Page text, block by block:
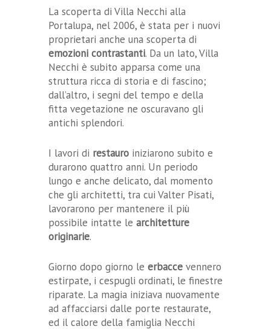
La scoperta di Villa Necchi alla
Portalupa, nel 2006, è stata per i nuovi
proprietari anche una scoperta di
emozioni contrastanti. Da un lato, Villa
Necchi è subito apparsa come una
struttura ricca di storia e di fascino;
dall’altro, i segni del tempo e della
fitta vegetazione ne oscuravano gli
antichi splendori.
I lavori di restauro iniziarono subito e
durarono quattro anni. Un periodo
lungo e anche delicato, dal momento
che gli architetti, tra cui Valter Pisati,
lavorarono per mantenere il più
possibile intatte le architetture
originarie.
Giorno dopo giorno le erbacce vennero
estirpate, i cespugli ordinati, le finestre
riparate. La magia iniziava nuovamente
ad affacciarsi dalle porte restaurate,
ed il calore della famiglia Necchi